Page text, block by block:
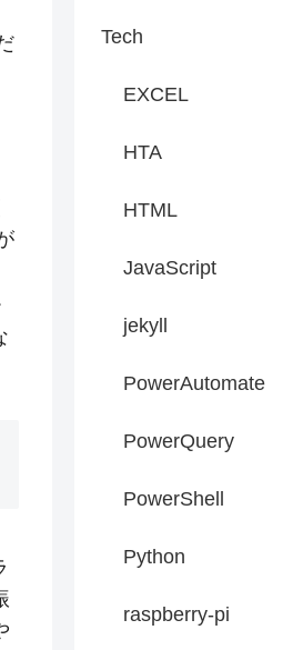
Tech
EXCEL
HTA
HTML
JavaScript
jekyll
PowerAutomate
PowerQuery
PowerShell
Python
raspberry-pi